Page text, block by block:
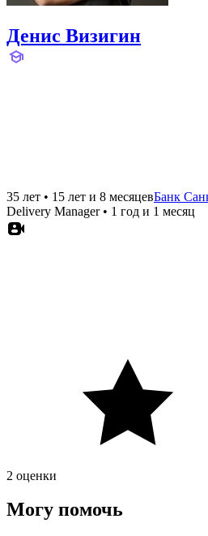
Денис Визигин
35 лет • 15 лет и 8 месяцевБанк
Delivery Manager• 1 год и 1 месяц
2 оценки
Могу помочь